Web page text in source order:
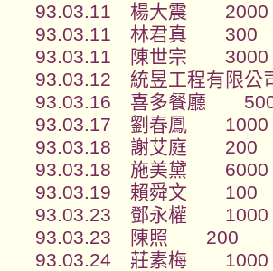
93.03.11 楊大震 2000
93.03.11 林君真 300
93.03.11 陳世宗 3000
93.03.12 統昱工程有限
93.03.16 喜多餐廳
93.03.17 劉春鳳 1000
93.03.18 謝艾庭 200
93.03.18 施美黛 6000
93.03.19 賴舜文 100
93.03.23 鄧永權 1000
93.03.23 陳照 200
93.03.24 莊素梅 1000